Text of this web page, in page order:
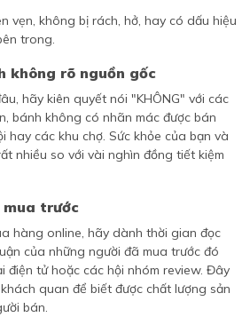
vẹn, không bị rách, hở, hay có dấu hiệu
trong.
không rõ nguồn gốc
hãy kiên quyết nói "KHÔNG" với các
bánh không có nhãn mác được bán
hay các khu chợ. Sức khỏe của bạn và
nhiều so với vài nghìn đồng tiết kiệm
trước
hàng online, hãy dành thời gian đọc
của những người đã mua trước đó
điện tử hoặc các hội nhóm review. Đây
quan để biết được chất lượng sản
bán.